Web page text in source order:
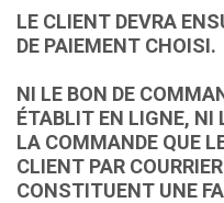
LE CLIENT DEVRA
DE PAIEMENT CHOISI.
NI LE BON DE
ÉTABLIT EN LIGNE, NI
LA COMMANDE QUE
CLIENT PAR
CONSTITUENT UNE